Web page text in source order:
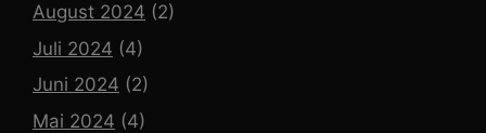
August 2024 (2)
Juli 2024 (4)
Juni 2024 (2)
Mai 2024 (4)